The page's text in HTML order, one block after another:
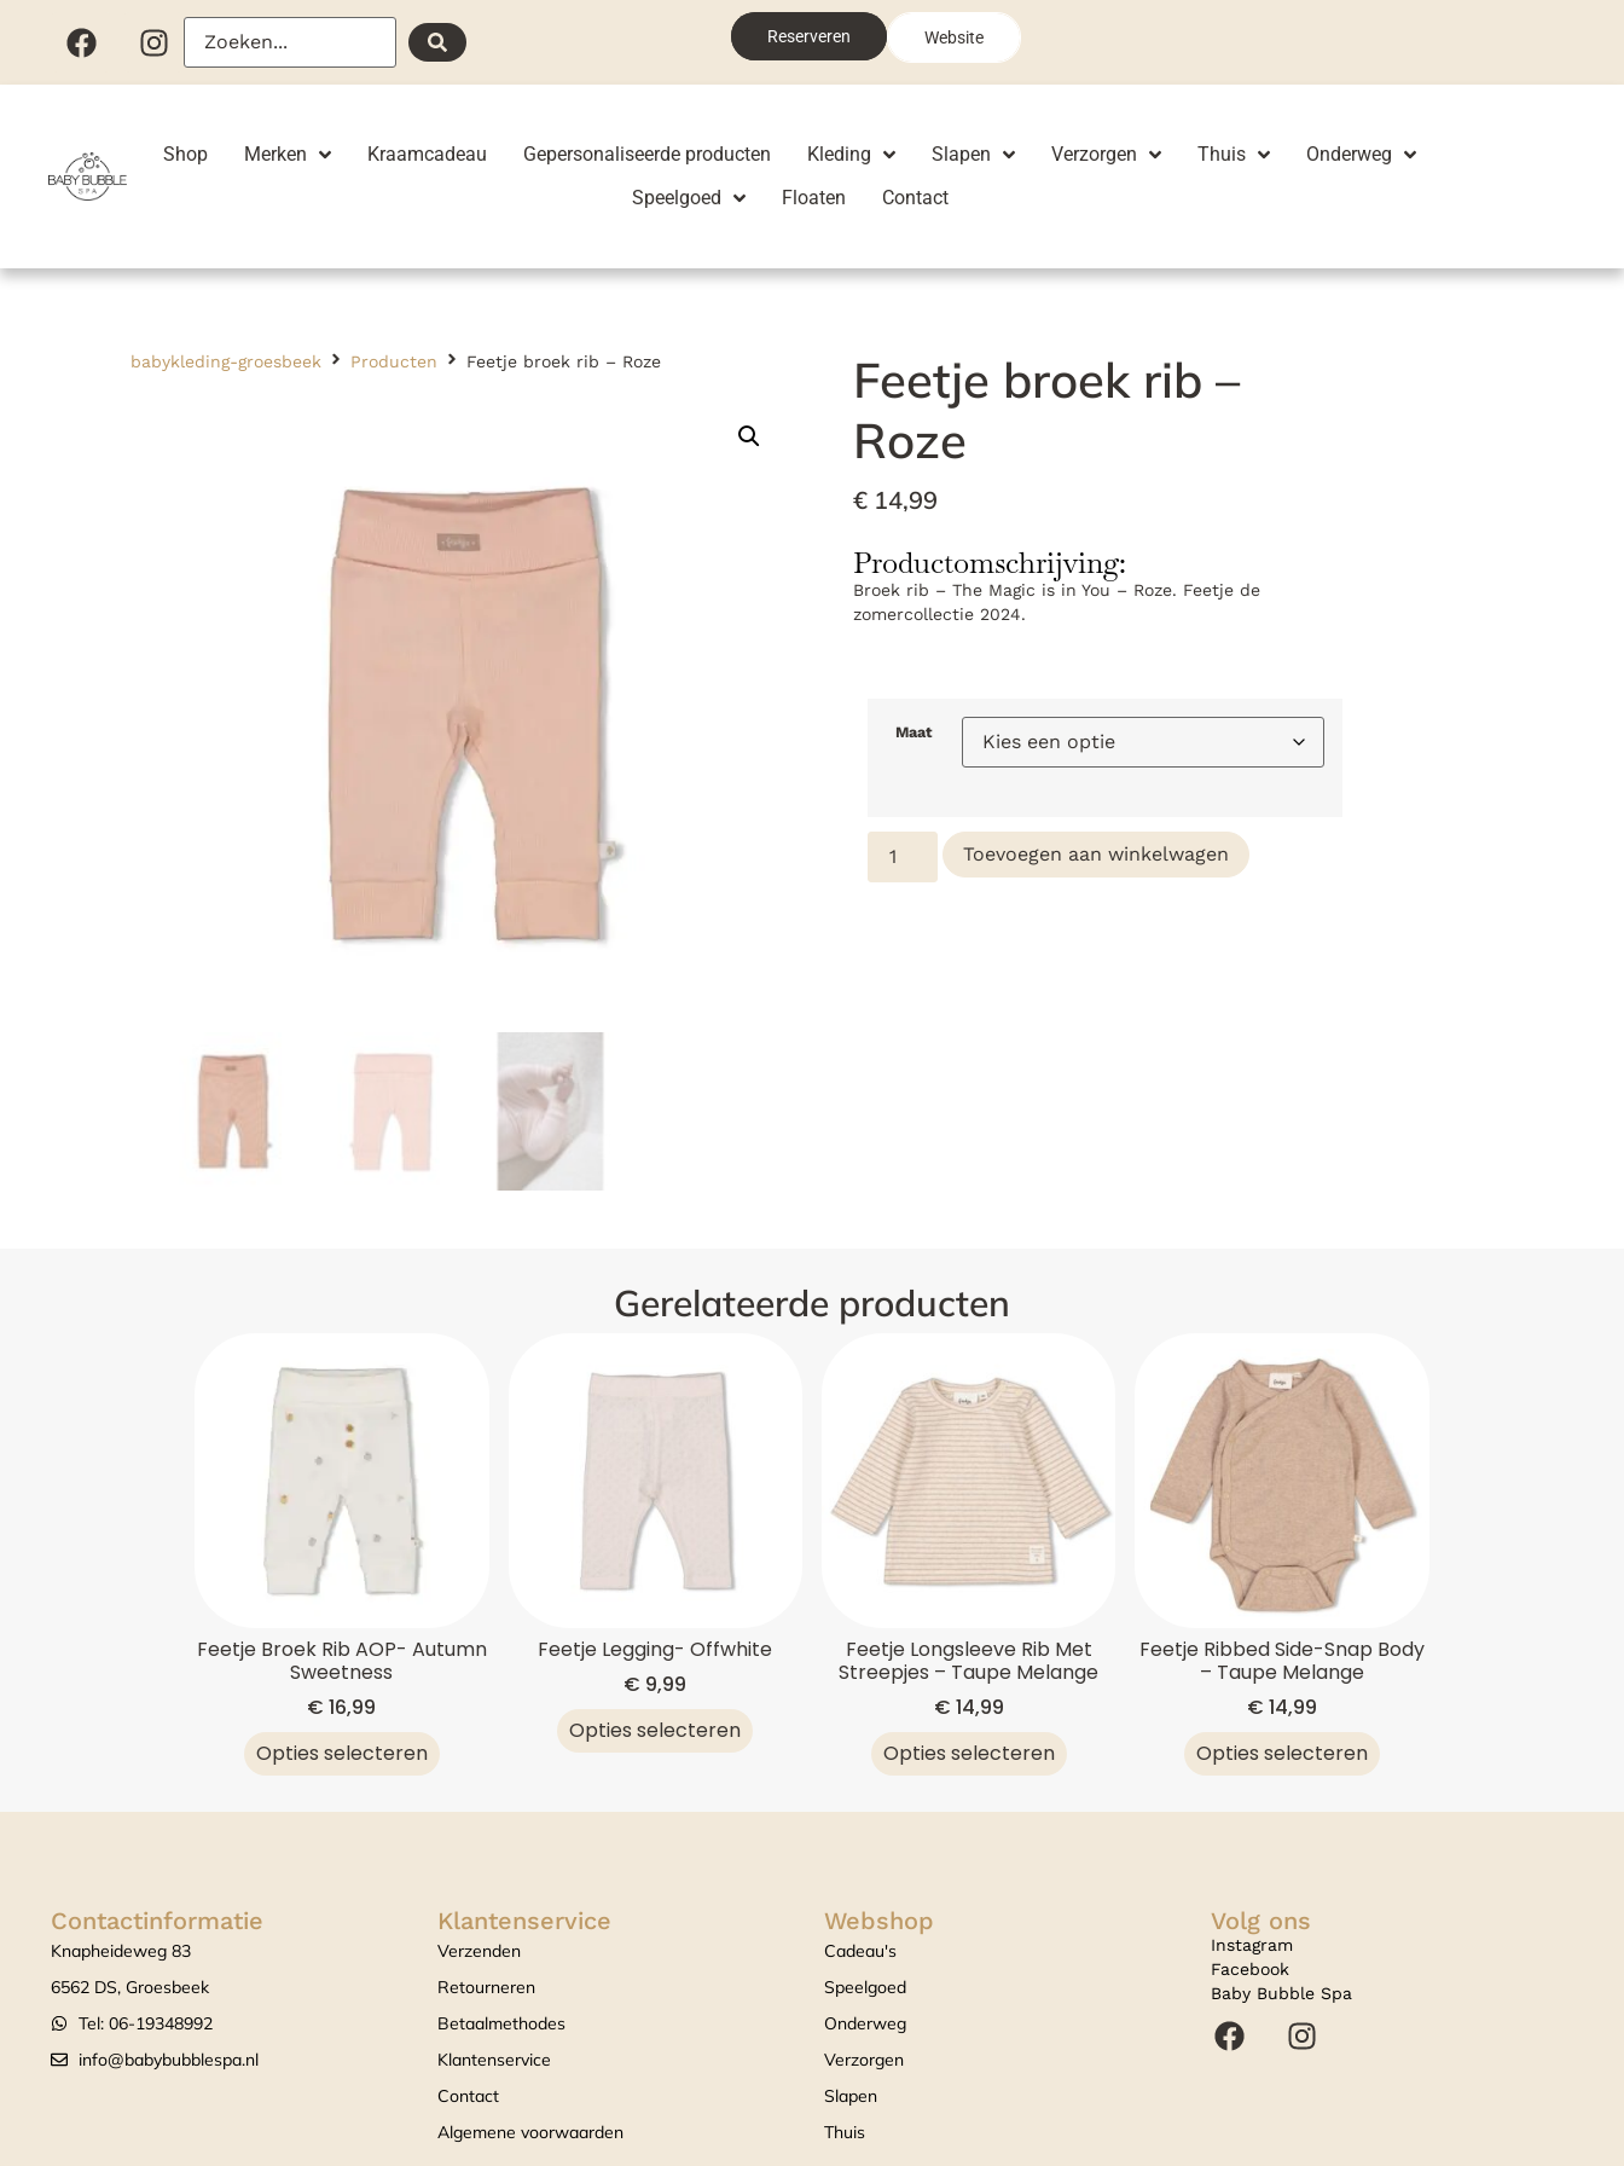
Reserveren Website
Shop Merken Kraamcadeau Gepersonaliseerde producten Kleding Slapen Verzorgen Thuis
Onderweg
Speelgoed
Floaten Contact
babykleding-groesbeek Producten Feetje broek rib – Roze
Feetje broek rib –
Roze
€14,99
Productomschrijving:
Broek rib – The Magic is in You – Roze. Feetje de
zomercollectie 2024.
Maat
Toevoegen aan winkelwagen
Gerelateerde producten
Feetje Broek Rib AOP- Autumn
Sweetness
€ 16,99
Opties selecteren
Feetje Legging- Offwhite
€ 9,99
Opties selecteren
Feetje Longsleeve Rib Met
Streepjes – Taupe Melange
€ 14,99
Opties selecteren
Feetje Ribbed Side-Snap Body
– Taupe Melange
€ 14,99
Opties selecteren
Contactinformatie
Knapheideweg 83
6562 DS, Groesbeek
Tel: 06-19348992
info@babybubblespa.nl
Klantenservice
Verzenden
Retourneren
Betaalmethodes
Klantenservice
Contact
Algemene voorwaarden
Webshop
Cadeau's
Speelgoed
Onderweg
Verzorgen
Slapen
Thuis
Volg ons
Instagram
Facebook
Baby Bubble Spa